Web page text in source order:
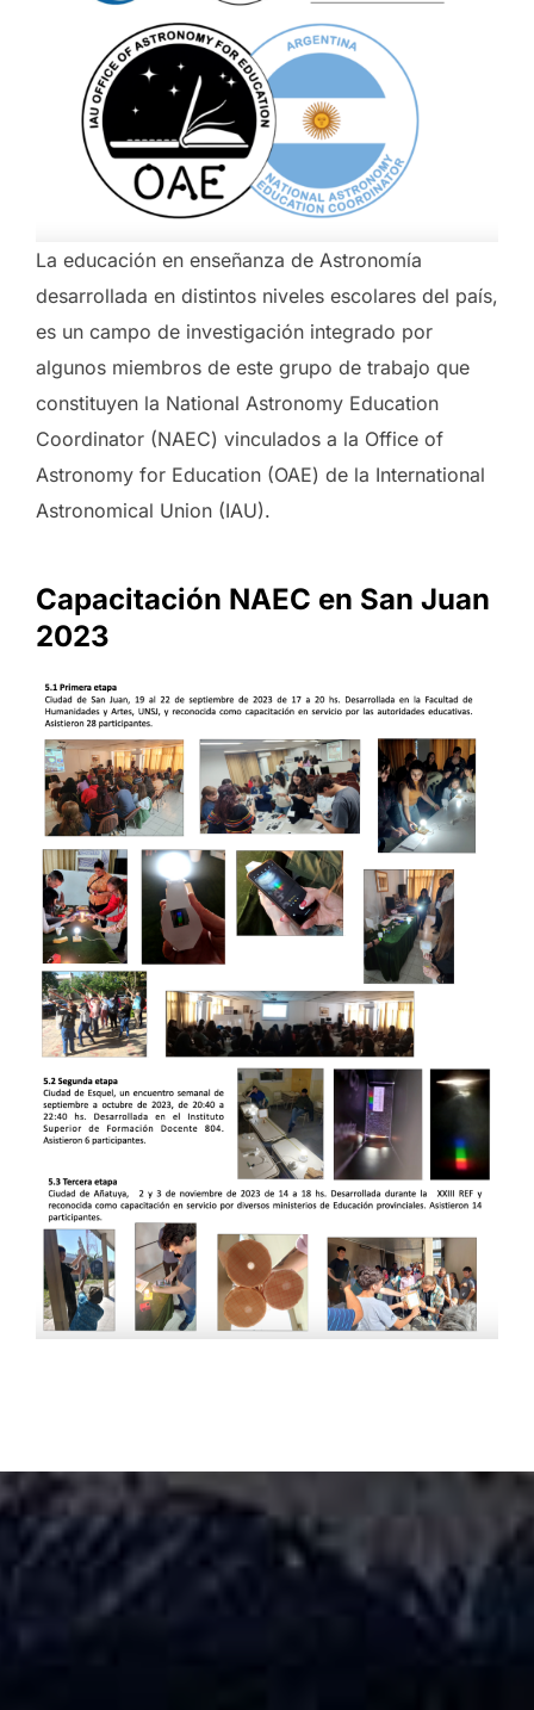
La educación en enseñanza de Astronomía
desarrollada en distintos niveles escolares del país,
es un campo de investigación integrado por
algunos miembros de este grupo de trabajo que
constituyen la National Astronomy Education
Coordinator (NAEC) vinculados a la Office of
Astronomy for Education (OAE) de la International
Astronomical Union (IAU).
Capacitación NAEC en San Juan
2023